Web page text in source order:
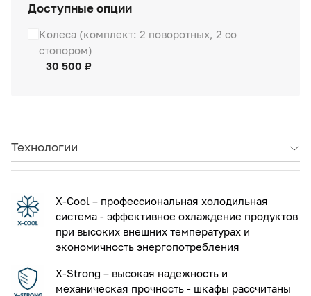
Доступные опции
Колеса (комплект: 2 поворотных, 2 со
стопором)
30 500 ₽
Технологии
X-Cool – профессиональная холодильная
система - эффективное охлаждение продуктов
при высоких внешних температурах и
экономичность энергопотребления
X-Strong – высокая надежность и
механическая прочность - шкафы рассчитаны